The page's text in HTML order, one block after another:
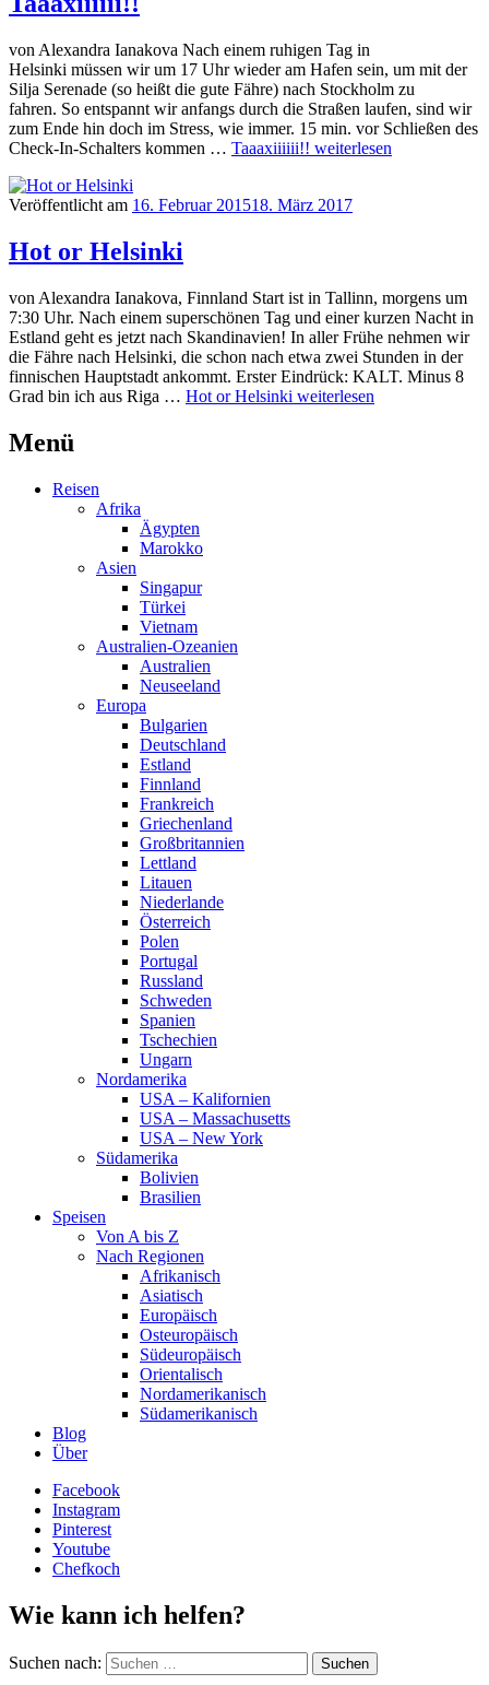
von Alexandra Ianakova Nach einem ruhigen Tag in
Helsinki müssen wir um 17 Uhr wieder am Hafen sein, um mit der
Silja Serenade (so heißt die gute Fähre) nach Stockholm zu
fahren. So entspannt wir anfangs durch die Straßen laufen, sind wir
zum Ende hin doch im Stress, wie immer. 15 min. vor Schließen des
Check-In-Schalters kommen … Taaaxiiiiii!! weiterlesen
Veröffentlicht am 16. Februar 201518. März 2017
Hot or Helsinki
von Alexandra Ianakova, Finnland Start ist in Tallinn, morgens um
7:30 Uhr. Nach einem superschönen Tag und einer kurzen Nacht in
Estland geht es jetzt nach Skandinavien! In aller Frühe nehmen wir
die Fähre nach Helsinki, die schon nach etwa zwei Stunden in der
finnischen Hauptstadt ankommt. Erster Eindrück: KALT. Minus 8
Grad bin ich aus Riga … Hot or Helsinki weiterlesen
Menü
Reisen
Afrika
Ägypten
Marokko
Asien
Singapur
Türkei
Vietnam
Australien-Ozeanien
Australien
Neuseeland
Europa
Bulgarien
Deutschland
Estland
Finnland
Frankreich
Griechenland
Großbritannien
Lettland
Litauen
Niederlande
Österreich
Polen
Portugal
Russland
Schweden
Spanien
Tschechien
Ungarn
Nordamerika
USA – Kalifornien
USA – Massachusetts
USA – New York
Südamerika
Bolivien
Brasilien
Speisen
Von A bis Z
Nach Regionen
Afrikanisch
Asiatisch
Europäisch
Osteuropäisch
Südeuropäisch
Orientalisch
Nordamerikanisch
Südamerikanisch
Blog
Über
Facebook
Instagram
Pinterest
Youtube
Chefkoch
Wie kann ich helfen?
Suchen nach: